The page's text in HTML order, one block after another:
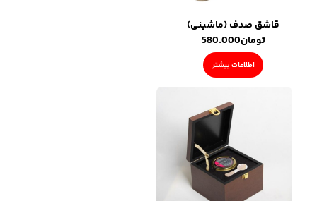
قاشق صدف (ماشینی)
تومان580.000
اطلاعات بیشتر